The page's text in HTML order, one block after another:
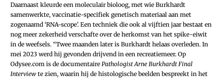
Daarnaast kleurde een moleculair bioloog, met wie Burkhardt
samenwerkte, vaccinatie-specifiek genetisch materiaal aan met
zogenaamd ‘RNA-scope’. Een techniek die ook al vijftien jaar bestaat en
nog meer zekerheid verschafte over de herkomst van het spike-eiwit
in de weefsels. “Twee maanden later is Burkhardt helaas overleden. In
mei 2023 werd hij gevonden drijvend in een recreatiemeer. Op
Odysee.com is de documentaire Pathologist Arne Burkhardt Final
Interview te zien, waarin hij de histologische beelden bespreekt in het